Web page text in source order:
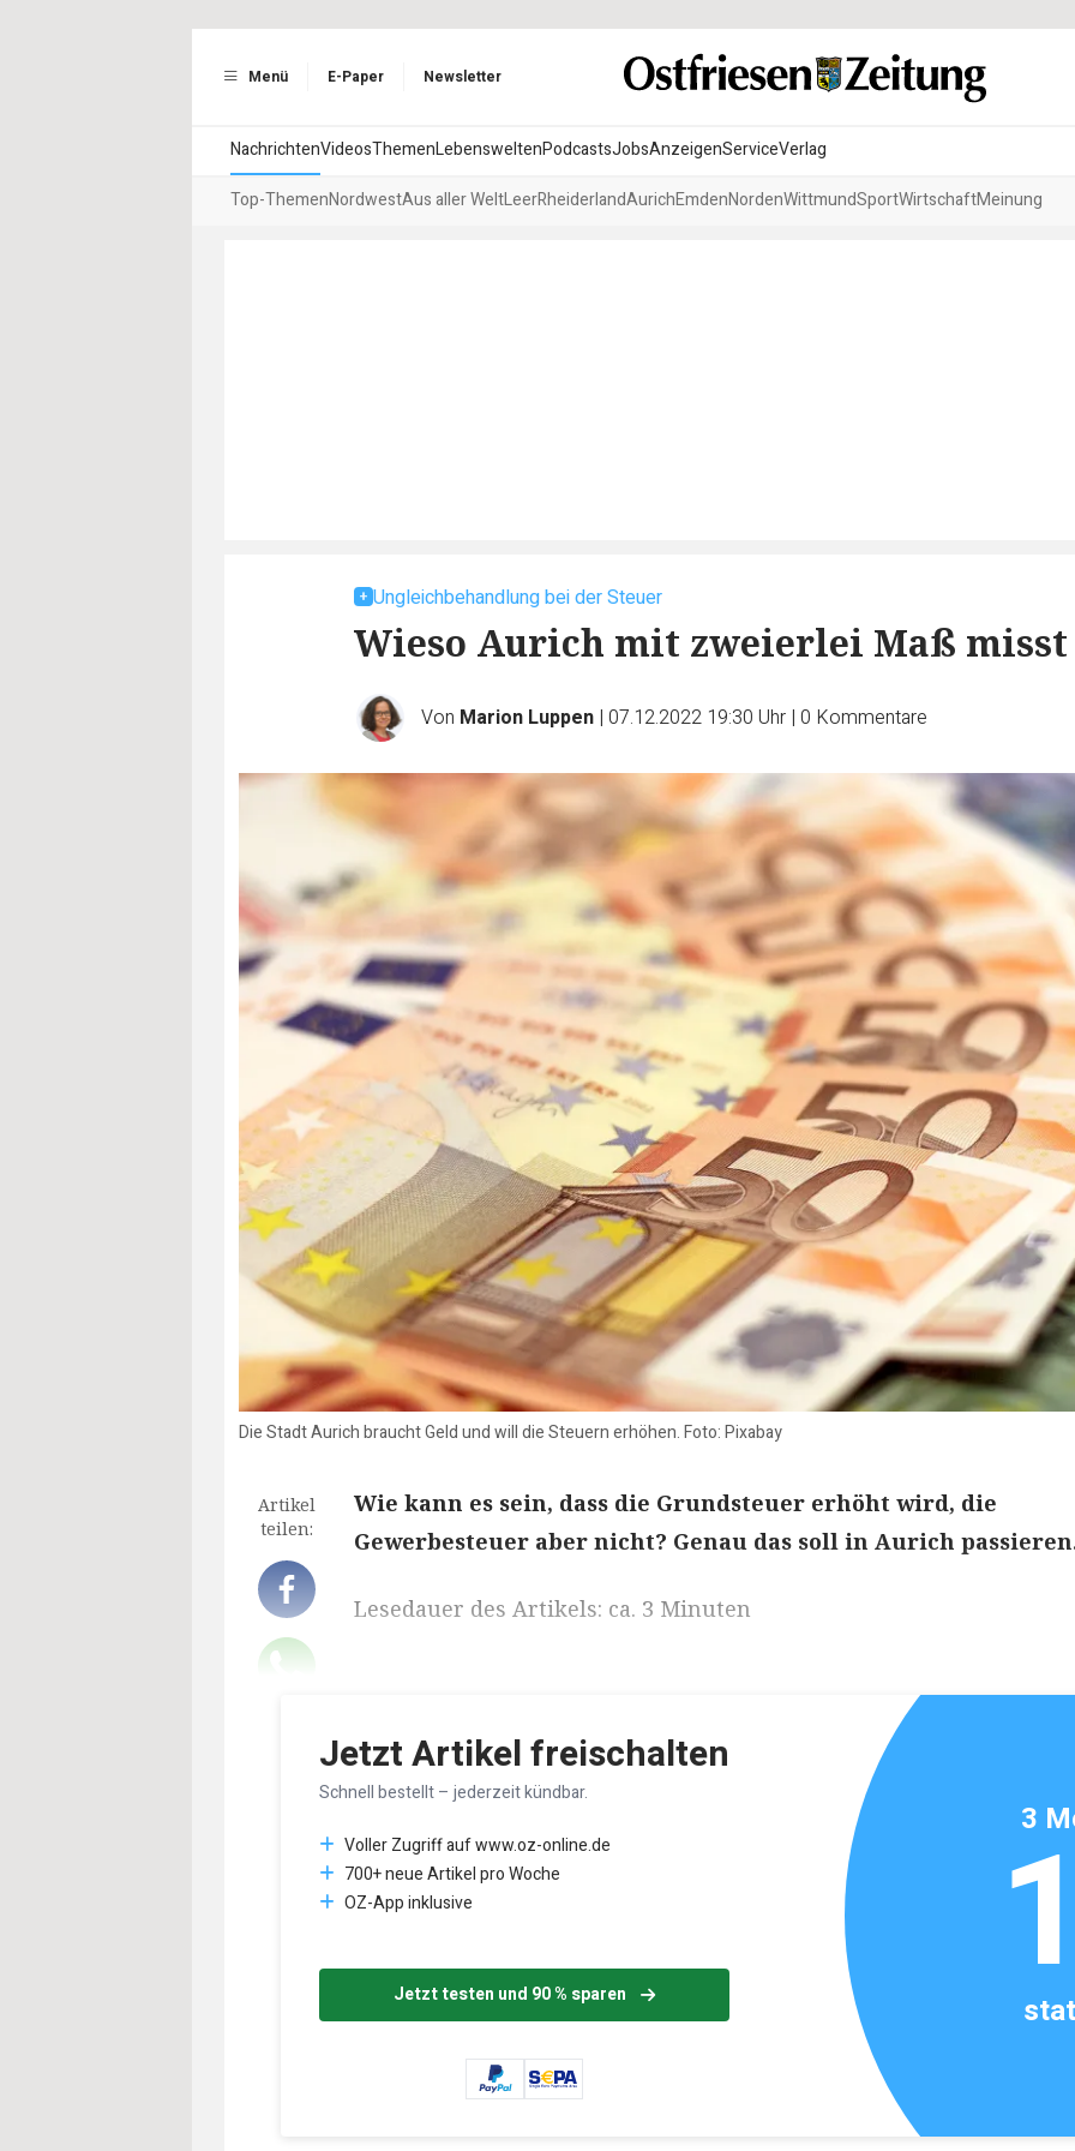
Menü E-Paper Newsletter
NachrichtenVideosThemenLebensweltenPodcastsJobsAnzeigenServiceVerlag
Top-ThemenNordwestAus aller WeltLeerRheiderlandAurichEmdenNordenWittmundSportWirtschaftMeinung
Ungleichbehandlung bei der Steuer
Wieso Aurich mit zweierlei Maß misst
Von Marion Luppen | 07.12.2022 19:30 Uhr | 0 Kommentare
Die Stadt Aurich braucht Geld und will die Steuern erhöhen. Foto: Pixabay
Artikel
teilen:
Wie kann es sein, dass die Grundsteuer erhöht wird, die
Gewerbesteuer aber nicht? Genau das soll in Aurich
Lesedauer des Artikels: ca. 3 Minuten
Jetzt Artikel freischalten
Schnell bestellt – jederzeit kündbar.
Voller Zugriff auf www.oz-online.de
700+ neue Artikel pro Woche
OZ-App inklusive
Jetzt testen und 90 % sparen
3